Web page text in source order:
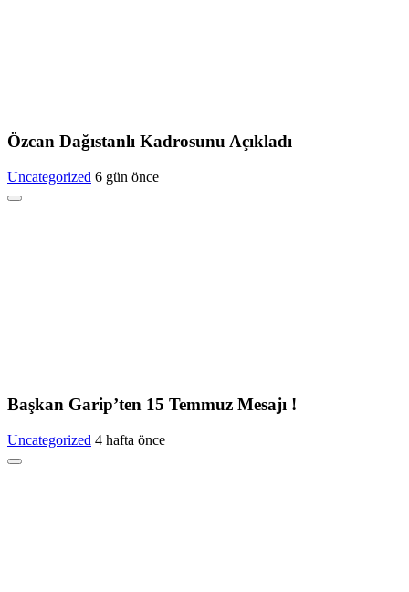
Özcan Dağıstanlı Kadrosunu Açıkladı
Uncategorized 6 gün önce
Başkan Garip’ten 15 Temmuz Mesajı !
Uncategorized 4 hafta önce